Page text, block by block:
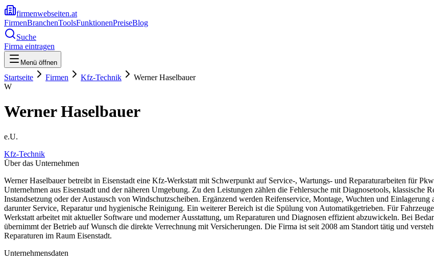
firmenwebseiten.at
FirmenBranchenToolsFunktionenPreiseBlog
Suche
Firma eintragen
Menü öffnen
Startseite Firmen Kfz-Technik
Werner Haselbauer
W
Werner Haselbauer
e.U.
Kfz-Technik
Über das Unternehmen
Werner Haselbauer betreibt in Eisenstadt eine Kfz-Werkstatt mit Schwerpunkt auf Service-, Wartungs- und Reparaturarbeiten für
Unternehmen aus Eisenstadt und der näheren Umgebung. Zu den Leistungen zählen die Fehlersuche mit Diagnosetools, klassische
Instandsetzung oder der Austausch von Windschutzscheiben. Ergänzend werden Reifenservice, Montage, Wuchten und
darunter Service, Reparatur und hygienische Reinigung. Ein weiterer Bereich ist die Spülung von Automatikgetrieben. Für
Werkstatt arbeitet mit aktueller Software und moderner Ausstattung, um Reparaturen und Diagnosen effizient abzuwickeln. Bei
übernimmt der Betrieb auf Wunsch die direkte Verrechnung mit Versicherungen. Die Firma ist seit 2008 am Standort tätig und
Reparaturen im Raum Eisenstadt.
Unternehmensdaten